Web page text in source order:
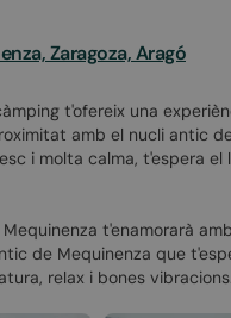
Zaragoza, Aragó
t'ofereix una
amb el nucli antic
i molta calma, t'espera
t'enamorarà
de Mequinenza que
relax i bones